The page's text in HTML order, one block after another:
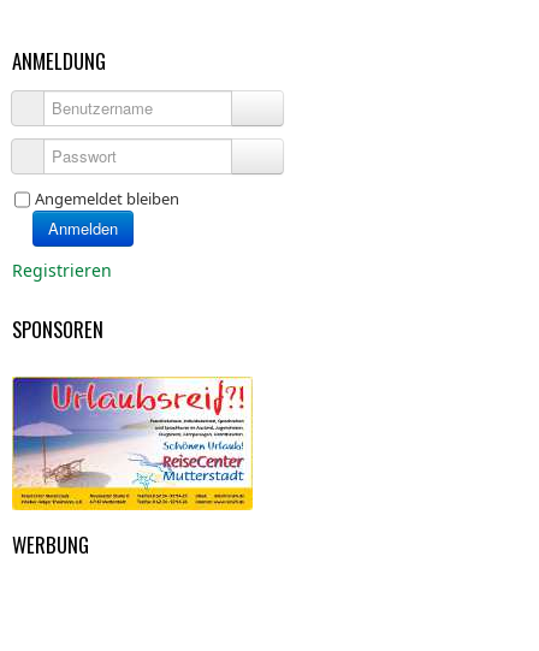
ANMELDUNG
Benutzername
Passwort
Angemeldet bleiben
Anmelden
Registrieren
SPONSOREN
WERBUNG